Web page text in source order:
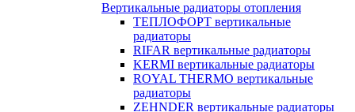
Вертикальные радиаторы отопления
ТЕПЛОФОРТ вертикальные
радиаторы
RIFAR вертикальные радиаторы
KERMI вертикальные радиаторы
ROYAL THERMO вертикальные
радиаторы
ZEHNDER вертикальные радиаторы